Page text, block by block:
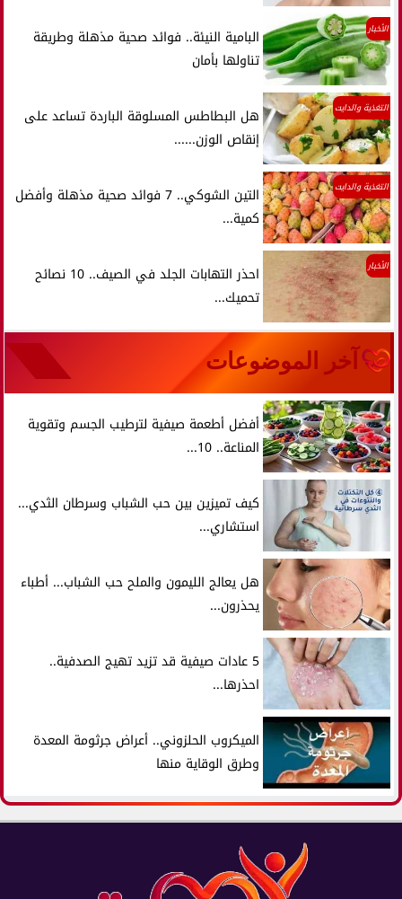
الأخبار
البامية النيئة.. فوائد صحية مذهلة وطريقة
تناولها بأمان
التغذية والدايت
هل البطاطس المسلوقة الباردة تساعد على
إنقاص الوزن......
التغذية والدايت
التين الشوكي.. 7 فوائد صحية مذهلة وأفضل
كمية...
الأخبار
احذر التهابات الجلد في الصيف.. 10 نصائح
تحميك...
آخر الموضوعات
أفضل أطعمة صيفية لترطيب الجسم وتقوية
المناعة.. 10...
كيف تميزين بين حب الشباب وسرطان الثدي...
استشاري...
هل يعالج الليمون والملح حب الشباب... أطباء
يحذرون...
5 عادات صيفية قد تزيد تهيج الصدفية..
احذرها...
الميكروب الحلزوني.. أعراض جرثومة المعدة
وطرق الوقاية منها